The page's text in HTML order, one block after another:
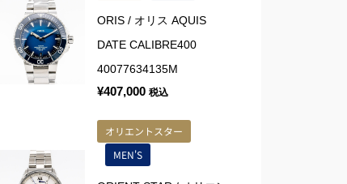
ORIS / オリス AQUIS
DATE CALIBRE400
40077634135M
¥407,000 税込
オリエントスター
MEN'S